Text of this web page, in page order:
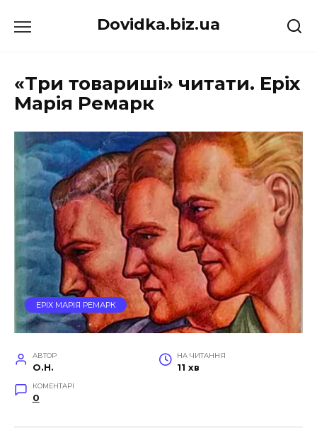
до
Dovidka.biz.ua
«Три товариші» читати. Еріх
Марія Ремарк
ЕРІХ МАРІЯ РЕМАРК
АВТОР
O.H.
НА ЧИТАННЯ
11 хв
КОМЕНТАРІ
0